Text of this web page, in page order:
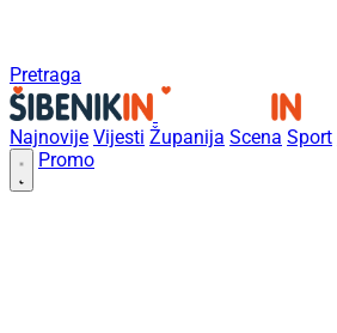
Pretraga
Najnovije Vijesti Županija Scena Sport
Promo